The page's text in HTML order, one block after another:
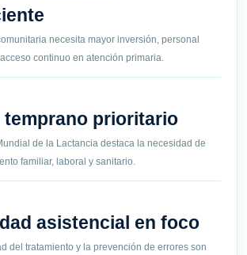
necesita mayor inversión, personal
continuo en atención primaria.
temprano prioritario
de la Lactancia destaca la necesidad de
familiar, laboral y sanitario.
asistencial en foco
del tratamiento y la prevención de errores son